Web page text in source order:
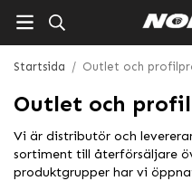
Startsida / Outlet och
Outlet och
Vi är distributör och
sortiment till återförsäljare
produktgrupper har vi